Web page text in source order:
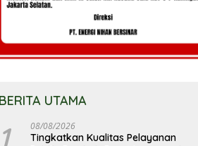
BERITA UTAMA
1 08/08/2026
Tingkatkan Kualitas Pelayanan